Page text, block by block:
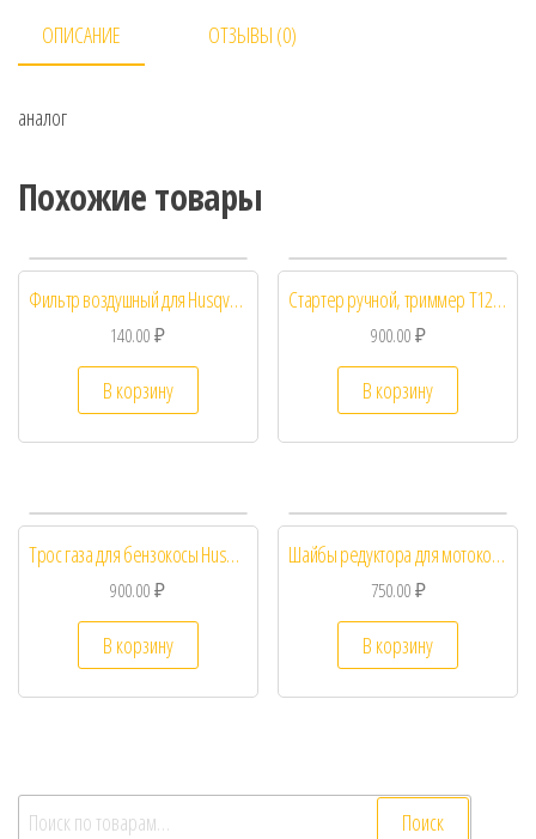
ОПИСАНИЕ ОТЗЫВЫ (0)
аналог
Похожие товары
Фильтр воздушный для Husqvarna 125 R / 128 R
140.00₽
В корзину
Стартер ручной, триммер T128R
900.00₽
В корзину
Трос газа для бензокосы Husqvarna 128R/ 125R
900.00₽
В корзину
Шайбы редуктора для мотокос Husqvarna 125R/ 128R
750.00₽
В корзину
Искать: Поиск